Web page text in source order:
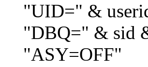
"UID=" &
"DBQ=" & sid
"ASY=OFF"